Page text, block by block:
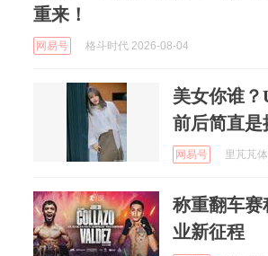
重来！
网易号 格斗时代 2026-08-04
美女你谁
前后简直是
网易号 里芃芃
称重翻车赛
业新征程